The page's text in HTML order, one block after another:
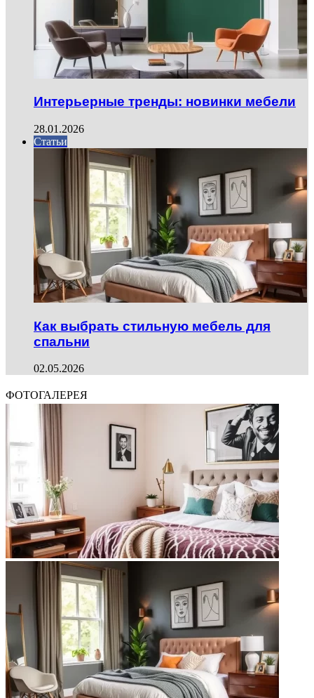
Интерьерные тренды: новинки мебели
28.01.2026
Статьи
Как выбрать стильную мебель для
спальни
02.05.2026
ФОТОГАЛЕРЕЯ